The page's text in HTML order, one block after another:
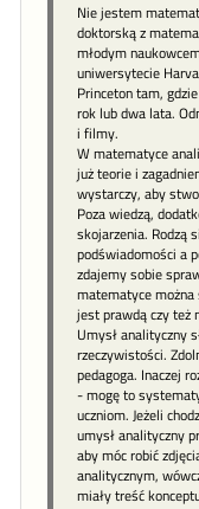
Nie jestem
doktorską z
młodym
uniwersytecie
Princeton tam,
rok lub dwa lata.
i filmy.
W matematyce
już teorie i
wystarczy, aby
Poza wiedzą,
skojarzenia. Rodzą
podświadomości a
zdajemy sobie
matematyce
jest prawdą czy też
Umysł analityczny
rzeczywistości.
pedagoga. Inaczej
- mogę to
uczniom. Jeżeli
umysł analityczny
aby móc robić
analitycznym,
miały treść